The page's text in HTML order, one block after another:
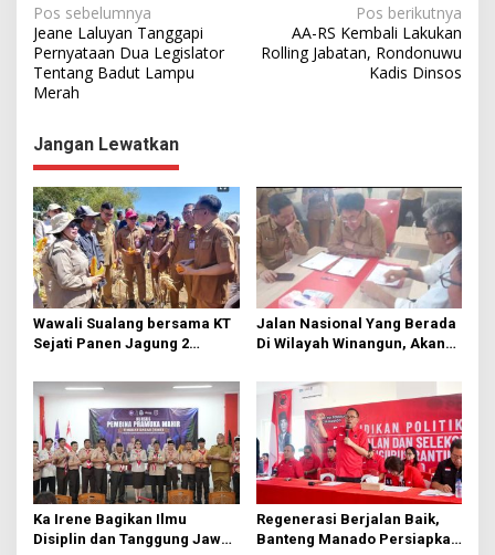
N
a
v
g
a
s
i
p
o
s
Pos sebelumnya
Jeane Laluyan Tanggapi
Pernyataan Dua Legislator
Tentang Badut Lampu
Merah
Pos berikutnya
AA-RS Kembali Lakukan
Rolling Jabatan, Rondonuwu
Kadis Dinsos
Jangan Lewatkan
Wawali Sualang bersama KT
Sejati Panen Jagung 2
Jalan Nasional Yang Berada
Di Wilayah Winangun, Akan
Ka Irene Bagikan Ilmu
Disiplin dan Tanggung Jawab
Regenerasi Berjalan Baik,
Banteng Manado Persiapkan